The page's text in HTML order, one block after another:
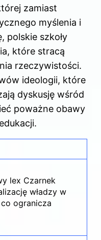
zamiast
myślenia i
polskie szkoły
które stracą
rzeczywistości.
ideologii, które
dyskusję wśród
poważne obawy
lex Czarnek
władzy w
ogranicza